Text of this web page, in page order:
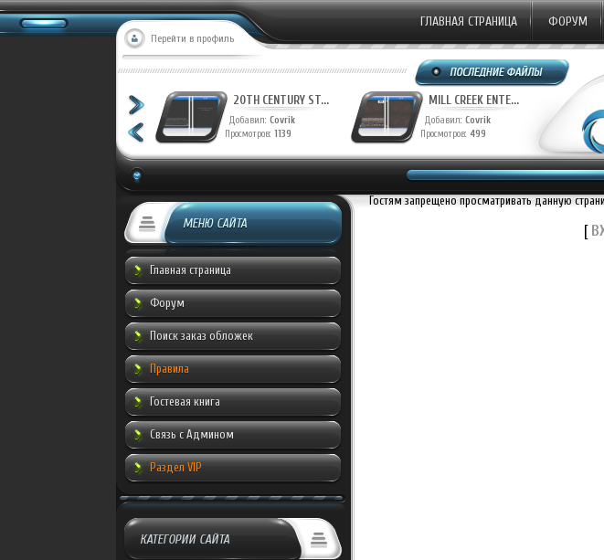
Перейти в профиль
ГЛАВНАЯ СТРАНИЦА ФОРУМ
20TH CENTURY ST... 20TH CENTURY ST...
Добавил: Covrik
Просмотров: 1139
MILL CREEK ENTE...
Добавил: Covrik
Просмотров: 499
МЕНЮ САЙТА
Главная страница
Форум
Поиск заказ обложек
Правила
Гостевая книга
Связь с Админом
Раздел VIP
КАТЕГОРИИ САЙТА
Гостям запрещено просматривать данную
[